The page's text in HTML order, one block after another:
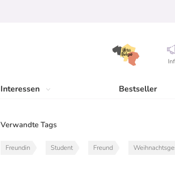
Interessen Bestseller
Verwandte Tags
Freundin Student Freund